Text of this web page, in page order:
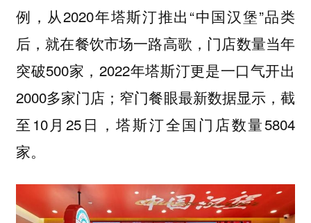
例，从2020年塔斯汀推出“中国汉堡”品类
后，就在餐饮市场一路高歌，门店数量当年
突破500家，2022年塔斯汀更是一口气开出
2000多家门店；窄门餐眼最新数据显示，截
至10月25日，塔斯汀全国门店数量5804
家。